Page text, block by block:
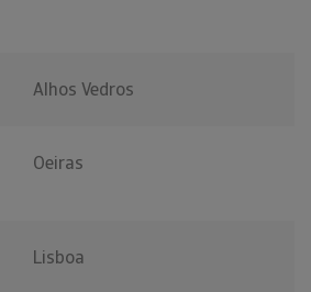
Alhos Vedros
Oeiras
Lisboa